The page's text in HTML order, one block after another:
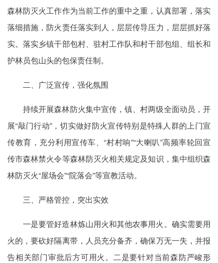
森林防灭火工作作为当前工作的重中之重，认真部署，落实
落细措施，防火责任落实到人，层层传导压力，层层抓好落
实。落实乡镇干部包村、驻村工作队和村干部包组、组长和
护林员包山头的包保责任制。
二、广泛宣传，强化氛围
持续开展森林防火集中宣传，镇、村两级全面动员，开
展“敲门行动”，切实做好防火宣传特别是特殊人群的上门宣
传教育，充分利用宣传车、“村村响”“大喇叭”高频率轮回宣
传市森林禁火令等森林防灭火相关规定及知识，集中组织森
林防灭火“屋场会”“院落会”等宣教活动。
三、严格管控，突出实效
一是要管好造林炼山用火和其他农事用火。确实需要用
火的，要砍好隔离带，人员充分备齐，确保万无一失，并报
告相关部门审批后方可用火。二是要针对当前森防严峻形